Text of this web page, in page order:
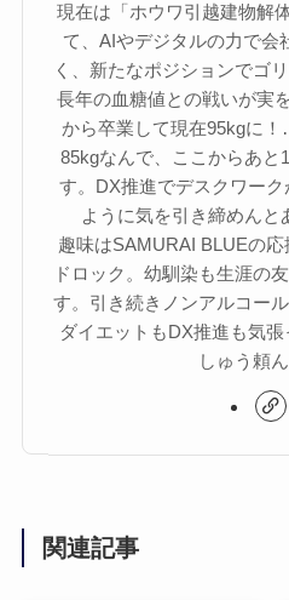
現在は「ホウワ引越建物解
て、AIやデジタルの力で会
く、新たなポジションでゴ
長年の血糖値との戦いが実
から卒業して現在95kgに
85kgなんで、ここからあと
す。DX推進でデスクワー
ように気を引き締めんと
趣味はSAMURAI BLUEの
ドロック。幼馴染も生涯の
す。引き続きノンアルコー
ダイエットもDX推進も気
しゅう頼
関連記事